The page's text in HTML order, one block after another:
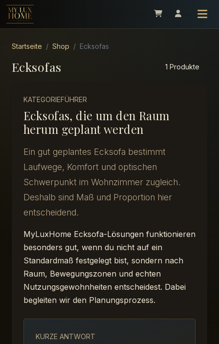
Startseite Shop Ecksofas
Ecksofas 1 Produkte
KATEGORIEFÜHRER
Ecksofas, die um den Raum
herum geplant werden
Ein gut geplantes Ecksofa bestimmt
Laufwege, Komfort und optischen
Schwerpunkt im Wohnzimmer zugleich.
Deshalb sind Maß und Proportion hier
entscheidend.
MyLuxHome Ecksofa-Lösungen funktionieren
besonders gut, wenn du nicht auf ein
Standardmaß festgelegt bist, sondern nach
Raum, Bewegungszonen und echten
Nutzungsgewohnheiten entscheidest. Dabei
begleiten wir den Planungsprozess.
KURZE ANTWORT